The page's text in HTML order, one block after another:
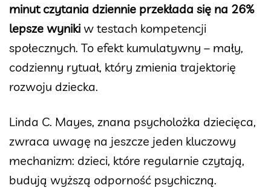
minut czytania dziennie przekłada się na 26%
lepsze wyniki w testach kompetencji
społecznych. To efekt kumulatywny – mały,
codzienny rytuał, który zmienia trajektorię
rozwoju dziecka.
Linda C. Mayes, znana psycholożka dziecięca,
zwraca uwagę na jeszcze jeden kluczowy
mechanizm: dzieci, które regularnie czytają,
budują wyższą odporność psychiczną.